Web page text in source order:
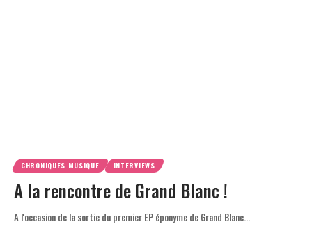
CHRONIQUES MUSIQUE INTERVIEWS
A la rencontre de Grand Blanc !
A l'occasion de la sortie du premier EP éponyme de Grand Blanc…